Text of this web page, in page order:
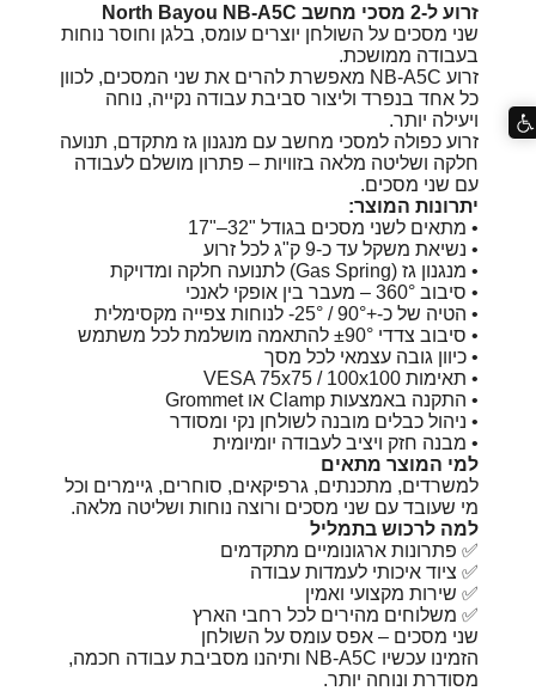
זרוע ל-2 מסכי מחשב North Bayou NB-A5C
שני מסכים על השולחן יוצרים עומס, בלגן וחוסר נוחות
בעבודה ממושכת.
זרוע NB-A5C מאפשרת להרים את שני המסכים, לכוון
כל אחד בנפרד וליצור סביבת עבודה נקייה, נוחה
ויעילה יותר.
זרוע כפולה למסכי מחשב עם מנגנון גז מתקדם, תנועה
חלקה ושליטה מלאה בזוויות – פתרון מושלם לעבודה
עם שני מסכים.
יתרונות המוצר:
• מתאים לשני מסכים בגודל "‎17"–32
• נשיאת משקל עד כ-9 ק"ג לכל זרוע
• מנגנון גז (Gas Spring) לתנועה חלקה ומדויקת
• סיבוב ‎360° – מעבר בין אופקי לאנכי
• הטיה של כ-+90° / ‎-25° לנוחות צפייה מקסימלית
• סיבוב צדדי ±90° להתאמה מושלמת לכל משתמש
• כיוון גובה עצמאי לכל מסך
• תאימות VESA ‎75x75 / 100x100
• התקנה באמצעות Clamp או Grommet
• ניהול כבלים מובנה לשולחן נקי ומסודר
• מבנה חזק ויציב לעבודה יומיומית
למי המוצר מתאים
למשרדים, מתכנתים, גרפיקאים, סוחרים, גיימרים וכל
מי שעובד עם שני מסכים ורוצה נוחות ושליטה מלאה.
למה לרכוש בתמליל
✅ פתרונות ארגונומיים מתקדמים
✅ ציוד איכותי לעמדות עבודה
✅ שירות מקצועי ואמין
✅ משלוחים מהירים לכל רחבי הארץ
שני מסכים – אפס עומס על השולחן
הזמינו עכשיו NB-A5C ותיהנו מסביבת עבודה חכמה,
מסודרת ונוחה יותר.